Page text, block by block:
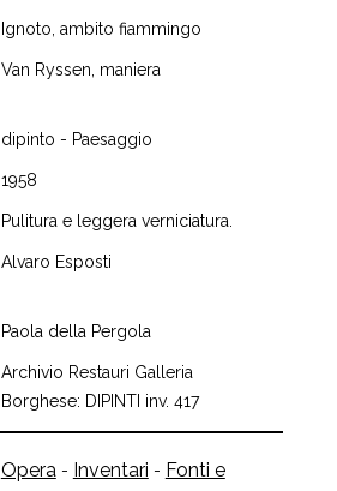
Ignoto, ambito fiammingo
Van Ryssen, maniera
dipinto - Paesaggio
1958
Pulitura e leggera verniciatura.
Alvaro Esposti
Paola della Pergola
Archivio Restauri Galleria
Borghese: DIPINTI inv. 417
Opera - Inventari - Fonti e